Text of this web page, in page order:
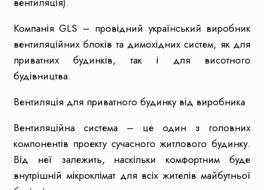
Компанія GLS – провідний український виробник
вентиляційних блоків та димохідних систем, як для
приватних будинків, так і для висотного
будівництва.
Вентиляція для приватного будинку від виробника
Вентиляційна система – це один з головних
компонентів проекту сучасного житлового будинку.
Від неї залежить, наскільки комфортним буде
внутрішній мікроклімат для всіх жителів майбутньої